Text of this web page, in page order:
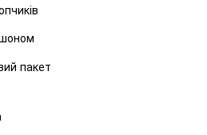
пакет